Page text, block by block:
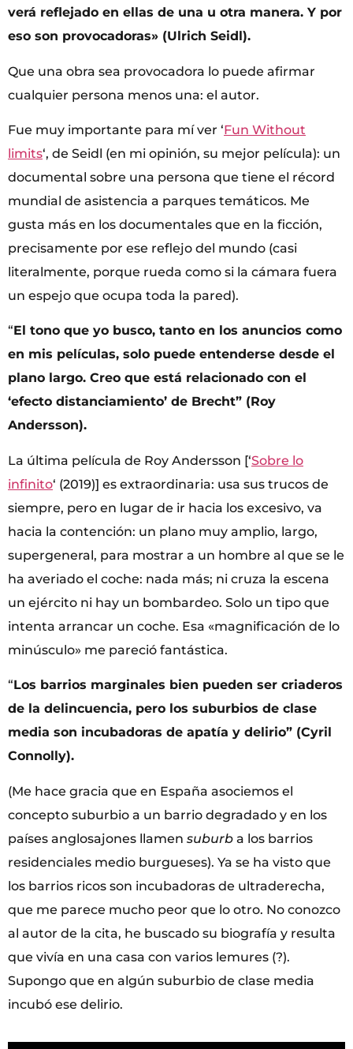
verá reflejado en ellas de una u otra manera. Y por
eso son provocadoras» (Ulrich Seidl).
Que una obra sea provocadora lo puede afirmar
cualquier persona menos una: el autor.
Fue muy importante para mí ver ‘Fun Without
limits‘, de Seidl (en mi opinión, su mejor película): un
documental sobre una persona que tiene el récord
mundial de asistencia a parques temáticos. Me
gusta más en los documentales que en la ficción,
precisamente por ese reflejo del mundo (casi
literalmente, porque rueda como si la cámara fuera
un espejo que ocupa toda la pared).
“El tono que yo busco, tanto en los anuncios como
en mis películas, solo puede entenderse desde el
plano largo. Creo que está relacionado con el
‘efecto distanciamiento’ de Brecht” (Roy
Andersson).
La última película de Roy Andersson [‘Sobre lo
infinito‘ (2019)] es extraordinaria: usa sus trucos de
siempre, pero en lugar de ir hacia los excesivo, va
hacia la contención: un plano muy amplio, largo,
supergeneral, para mostrar a un hombre al que se le
ha averiado el coche: nada más; ni cruza la escena
un ejército ni hay un bombardeo. Solo un tipo que
intenta arrancar un coche. Esa «magnificación de lo
minúsculo» me pareció fantástica.
“Los barrios marginales bien pueden ser criaderos
de la delincuencia, pero los suburbios de clase
media son incubadoras de apatía y delirio” (Cyril
Connolly).
(Me hace gracia que en España asociemos el
concepto suburbio a un barrio degradado y en los
países anglosajones llamen suburb a los barrios
residenciales medio burgueses). Ya se ha visto que
los barrios ricos son incubadoras de ultraderecha,
que me parece mucho peor que lo otro. No conozco
al autor de la cita, he buscado su biografía y resulta
que vivía en una casa con varios lemures (?).
Supongo que en algún suburbio de clase media
incubó ese delirio.